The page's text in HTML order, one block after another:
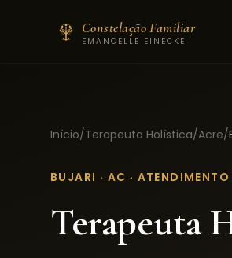
Constelação Familiar
EMANOELLE EINECKE
Início/Terapeuta Holística/Acre/
BUJARI · AC ·
Terapeuta